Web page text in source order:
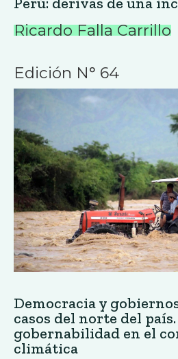
Ricardo Falla Carrillo
Edición N° 64
Democracia y
casos del norte del
gobernabilidad en el
climática